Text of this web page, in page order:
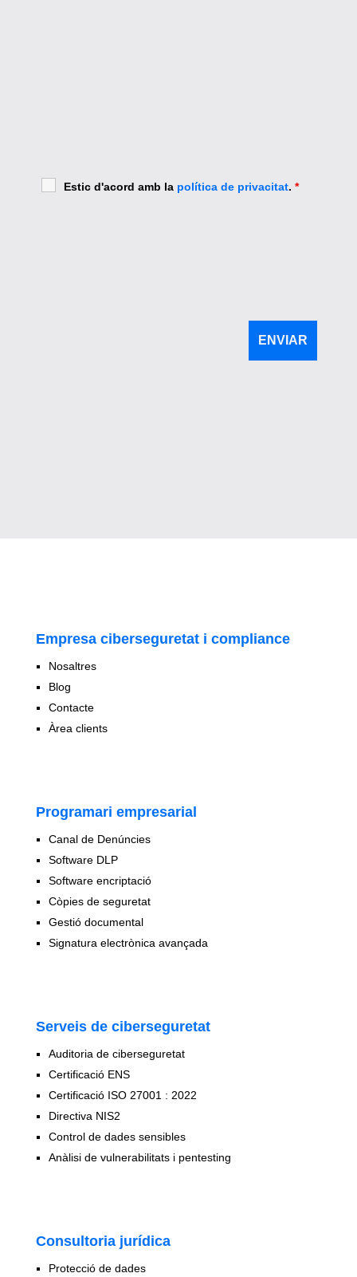
Estic d'acord amb lapolítica de privacitat. *
Empresa ciberseguretat i compliance
Nosaltres
Blog
Contacte
Àrea clients
Programari empresarial
Canal de Denúncies
Software DLP
Software encriptació
Còpies de seguretat
Gestió documental
Signatura electrònica avançada
Serveis de ciberseguretat
Auditoria de ciberseguretat
Certificació ENS
Certificació ISO 27001 : 2022
Directiva NIS2
Control de dades sensibles
Anàlisi de vulnerabilitats i pentesting
Consultoria jurídica
Protecció de dades